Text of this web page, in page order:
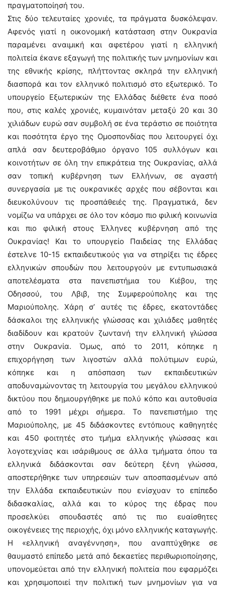
πραγματοποίησή του.
Στις δύο τελευταίες χρονιές, τα πράγματα δυσκόλεψαν.
Αφενός γιατί η οικονομική κατάσταση στην Ουκρανία
παραμένει αναιμική και αφετέρου γιατί η ελληνική
πολιτεία έκανε εξαγωγή της πολιτικής των μνημονίων και
της εθνικής κρίσης, πλήττοντας σκληρά την ελληνική
διασπορά και τον ελληνικό πολιτισμό στο εξωτερικό. Το
υπουργείο Εξωτερικών της Ελλάδας διέθετε ένα ποσό
που, στις καλές χρονιές, κυμαινόταν μεταξύ 20 και 30
χιλιάδων ευρώ σαν συμβολή σε ένα τεράστιο σε ποιότητα
και ποσότητα έργο της Ομοσπονδίας που λειτουργεί όχι
απλά σαν δευτεροβάθμιο όργανο 105 συλλόγων και
κοινοτήτων σε όλη την επικράτεια της Ουκρανίας, αλλά
σαν τοπική κυβέρνηση των Ελλήνων, σε αγαστή
συνεργασία με τις ουκρανικές αρχές που σέβονται και
διευκολύνουν τις προσπάθειές της. Πραγματικά, δεν
νομίζω να υπάρχει σε όλο τον κόσμο πιο φιλική κοινωνία
και πιο φιλική στους Έλληνες κυβέρνηση από της
Ουκρανίας! Και το υπουργείο Παιδείας της Ελλάδας
έστελνε 10-15 εκπαιδευτικούς για να στηρίξει τις έδρες
ελληνικών σπουδών που λειτουργούν με εντυπωσιακά
αποτελέσματα στα πανεπιστήμια του Κιέβου, της
Οδησσού, του Λβιβ, της Συμφερούπολης και της
Μαριούπολης. Χάρη σ’ αυτές τις έδρες, εκατοντάδες
δάσκαλοι της ελληνικής γλώσσας και χιλιάδες μαθητές
διαδίδουν και κρατούν ζωντανή την ελληνική γλώσσα
στην Ουκρανία. Όμως, από το 2011, κόπηκε η
επιχορήγηση των λιγοστών αλλά πολύτιμων ευρώ,
κόπηκε και η απόσπαση των εκπαιδευτικών
αποδυναμώνοντας τη λειτουργία του μεγάλου ελληνικού
δικτύου που δημιουργήθηκε με πολύ κόπο και αυτοθυσία
από το 1991 μέχρι σήμερα. Το πανεπιστήμιο της
Μαριούπολης, με 45 διδάσκοντες εντόπιους καθηγητές
και 450 φοιτητές στο τμήμα ελληνικής γλώσσας και
λογοτεχνίας και ισάριθμους σε άλλα τμήματα όπου τα
ελληνικά διδάσκονται σαν δεύτερη ξένη γλώσσα,
αποστερήθηκε των υπηρεσιών των αποσπασμένων από
την Ελλάδα εκπαιδευτικών που ενίσχυαν το επίπεδο
διδασκαλίας, αλλά και το κύρος της έδρας που
προσελκύει σπουδαστές από τις πιο ευαίσθητες
οικογένειες της περιοχής, όχι μόνο ελληνικής καταγωγής.
Η «ελληνική αναγέννηση», που αναπτύχθηκε σε
θαυμαστό επίπεδο μετά από δεκαετίες περιθωριοποίησης,
υπονομεύεται από την ελληνική πολιτεία που εφαρμόζει
και χρησιμοποιεί την πολιτική των μνημονίων για να